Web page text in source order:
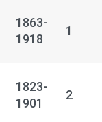
1863-
1918
1
1823-
1901
2